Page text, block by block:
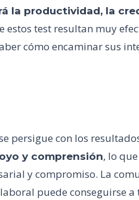
la productividad, la
estos test resultan muy
cómo encaminar sus
persigue con los
y comprensión, lo
y compromiso. La
puede conseguirse a